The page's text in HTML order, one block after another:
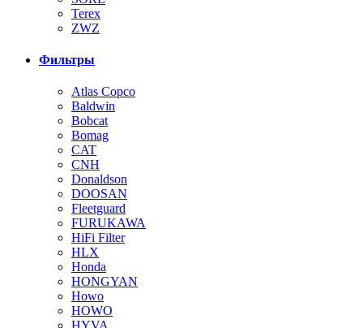
Terex
ZWZ
Фильтры
Atlas Copco
Baldwin
Bobcat
Bomag
CAT
CNH
Donaldson
DOOSAN
Fleetguard
FURUKAWA
HiFi Filter
HLX
Honda
HONGYAN
Howo
HOWO
HYVA